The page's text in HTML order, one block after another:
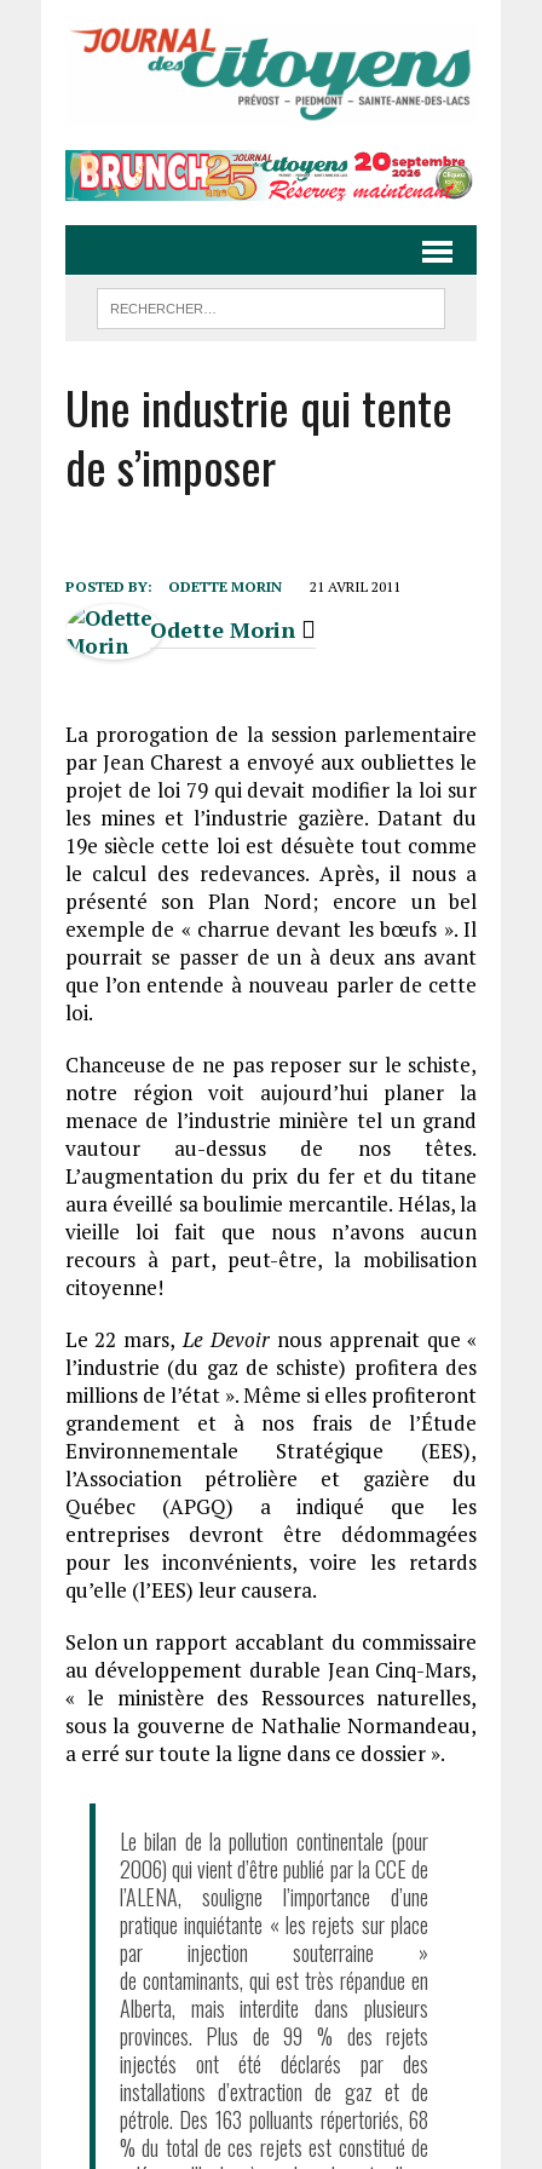
Une industrie qui tente
de s’imposer
POSTED BY: ODETTE MORIN 21 AVRIL 2011
Odette Morin
La prorogation de la session parlementaire
par Jean Charest a envoyé aux oubliettes le
projet de loi 79 qui devait modifier la loi sur
les mines et l’industrie gazière. Datant du
19e siècle cette loi est désuète tout comme
le calcul des redevances. Après, il nous a
présenté son Plan Nord; encore un bel
exemple de « charrue devant les bœufs ». Il
pourrait se passer de un à deux ans avant
que l’on entende à nouveau parler de cette
loi.
Chanceuse de ne pas reposer sur le schiste,
notre région voit aujourd’hui planer la
menace de l’industrie minière tel un grand
vautour au-dessus de nos têtes.
L’augmentation du prix du fer et du titane
aura éveillé sa boulimie mercantile. Hélas, la
vieille loi fait que nous n’avons aucun
recours à part, peut-être, la mobilisation
citoyenne!
Le 22 mars, Le Devoir nous apprenait que «
l’industrie (du gaz de schiste) profitera des
millions de l’état ». Même si elles profiteront
grandement et à nos frais de l’Étude
Environnementale Stratégique (EES),
l’Association pétrolière et gazière du
Québec (APGQ) a indiqué que les
entreprises devront être dédommagées
pour les inconvénients, voire les retards
qu’elle (l’EES) leur causera.
Selon un rapport accablant du commissaire
au développement durable Jean Cinq-Mars,
« le ministère des Ressources naturelles,
sous la gouverne de Nathalie Normandeau,
a erré sur toute la ligne dans ce dossier ».
Le bilan de la pollution continentale (pour
2006) qui vient d’être publié par la CCE de
l’ALENA, souligne l’importance d’une
pratique inquiétante « les rejets sur place
par injection souterraine »
de contaminants, qui est très répandue en
Alberta, mais interdite dans plusieurs
provinces. Plus de 99 % des rejets
injectés ont été déclarés par des
installations d’extraction de gaz et de
pétrole. Des 163 polluants répertoriés, 68
% du total de ces rejets est constitué de